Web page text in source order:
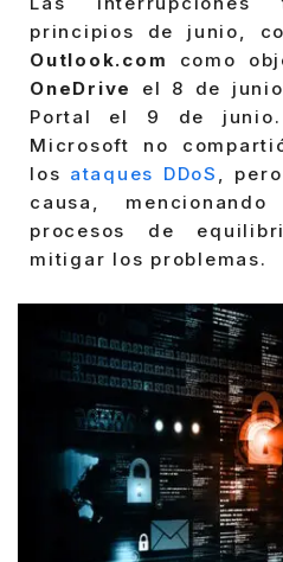
principios de junio,
Outlook.com
como
OneDrive el 8 de
Portal el 9 de junio.
Microsoft no
los ataques DDoS ,
causa,
procesos de
mitigar los problemas.